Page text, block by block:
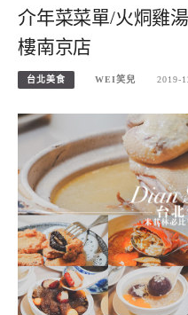
介年菜菜單/火烔雞
樓南京店
台北美食 WEI笑兒 2019-